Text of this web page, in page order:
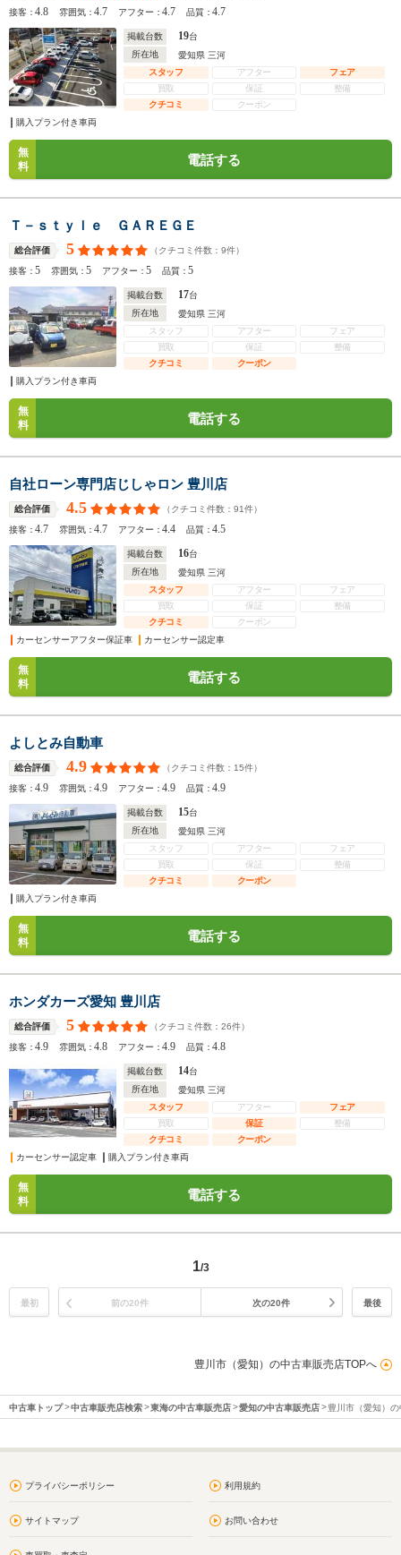
接客：4.8 雰囲気：4.7 アフター：4.7 品質：4.7
掲載台数 19台
所在地
愛知県 三河
スタッフ
アフター
フェア
買取
保証
整備
クチコミ
クーポン
購入プラン付き車両
無
料
電話する
Ｔ－ｓｔｙｌｅ ＧＡＲＥＧＥ
総合評価 5 （クチコミ件数： 9件）
接客：5 雰囲気：5 アフター：5 品質：5
掲載台数 17台
所在地
愛知県 三河
スタッフ
アフター
フェア
買取
保証
整備
クチコミ
クーポン
購入プラン付き車両
無
料
電話する
自社ローン専門店じしゃロン 豊川店
総合評価 4.5 （クチコミ件数： 91件）
接客：4.7 雰囲気：4.7 アフター：4.4 品質：4.5
掲載台数 16台
所在地
愛知県 三河
スタッフ
アフター
フェア
買取
保証
整備
クチコミ
クーポン
カーセンサーアフター保証車
カーセンサー認定車
無
料
電話する
よしとみ自動車
総合評価 4.9 （クチコミ件数： 15件）
接客：4.9 雰囲気：4.9 アフター：4.9 品質：4.9
掲載台数 15台
所在地
愛知県 三河
スタッフ
アフター
フェア
買取
保証
整備
クチコミ
クーポン
購入プラン付き車両
無
料
電話する
ホンダカーズ愛知 豊川店
総合評価 5 （クチコミ件数： 26件）
接客：4.9 雰囲気：4.8 アフター：4.9 品質：4.8
掲載台数 14台
所在地
愛知県 三河
スタッフ
アフター
フェア
買取
保証
整備
クチコミ
クーポン
カーセンサー認定車
購入プラン付き車両
無
料
電話する
1/3
最初 前の20件 次の20件 最後
豊川市（愛知）の中古車販売店TOPへ
中古車トップ 中古車販売店検索 東海の中古車販売店 愛知の中古車販売店 豊川市（愛知）
プライバシーポリシー 利用規約
サイトマップ お問い合わせ